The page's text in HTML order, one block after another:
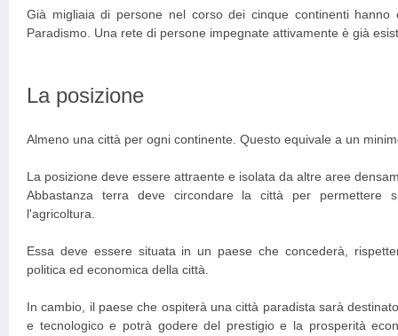
Già migliaia di persone nel corso dei cinque continenti hanno
Paradismo. Una rete di persone impegnate attivamente è già
La posizione
Almeno una città per ogni continente. Questo equivale a un
La posizione deve essere attraente e isolata da altre aree
Abbastanza terra deve circondare la città per permettere
l'agricoltura.
Essa deve essere situata in un paese che concederà,
politica ed economica della città.
In cambio, il paese che ospiterà una città paradista sarà
e tecnologico e potrà godere del prestigio e la prosperità